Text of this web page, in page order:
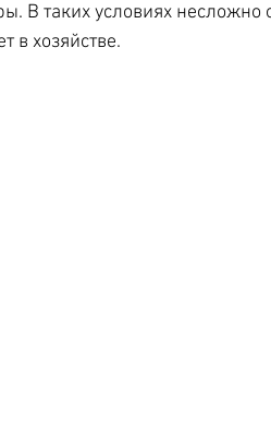
В таких условиях
в хозяйстве.